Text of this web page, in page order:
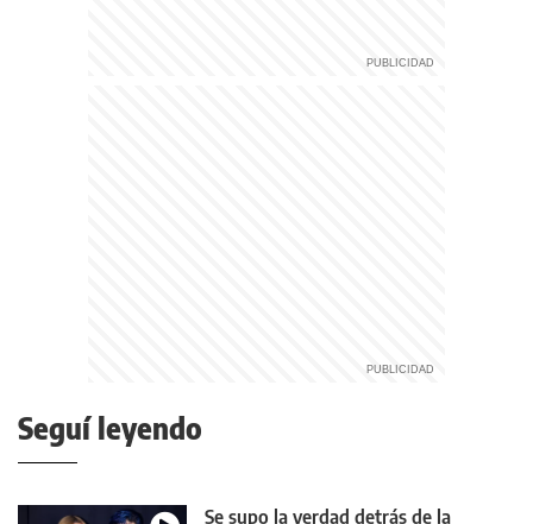
Seguí leyendo
Se supo la verdad detrás de la